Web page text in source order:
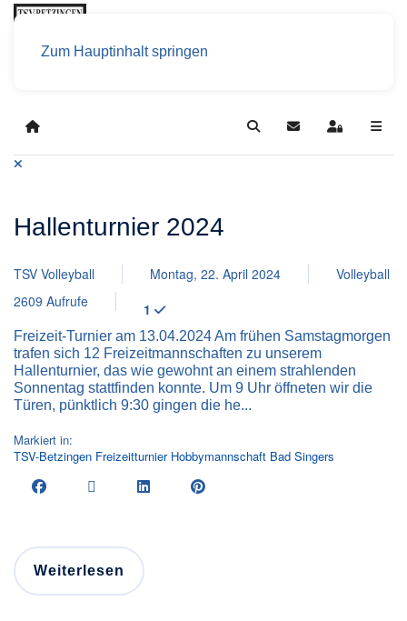
Zum Hauptinhalt springen
Home SearchUpdatesSign In
Hallenturnier 2024
TSV Volleyball Montag, 22. April 2024
Volleyball
2609 Aufrufe
1
Freizeit-Turnier am 13.04.2024 Am frühen Samstagmorgen
trafen sich 12 Freizeitmannschaften zu unserem
Hallenturnier, das wie gewohnt an einem strahlenden
Sonnentag stattfinden konnte. Um 9 Uhr öffneten wir die
Türen, pünktlich 9:30 gingen die he...
Markiert in:
TSV-Betzingen Freizeitturnier Hobbymannschaft Bad Singers
Weiterlesen